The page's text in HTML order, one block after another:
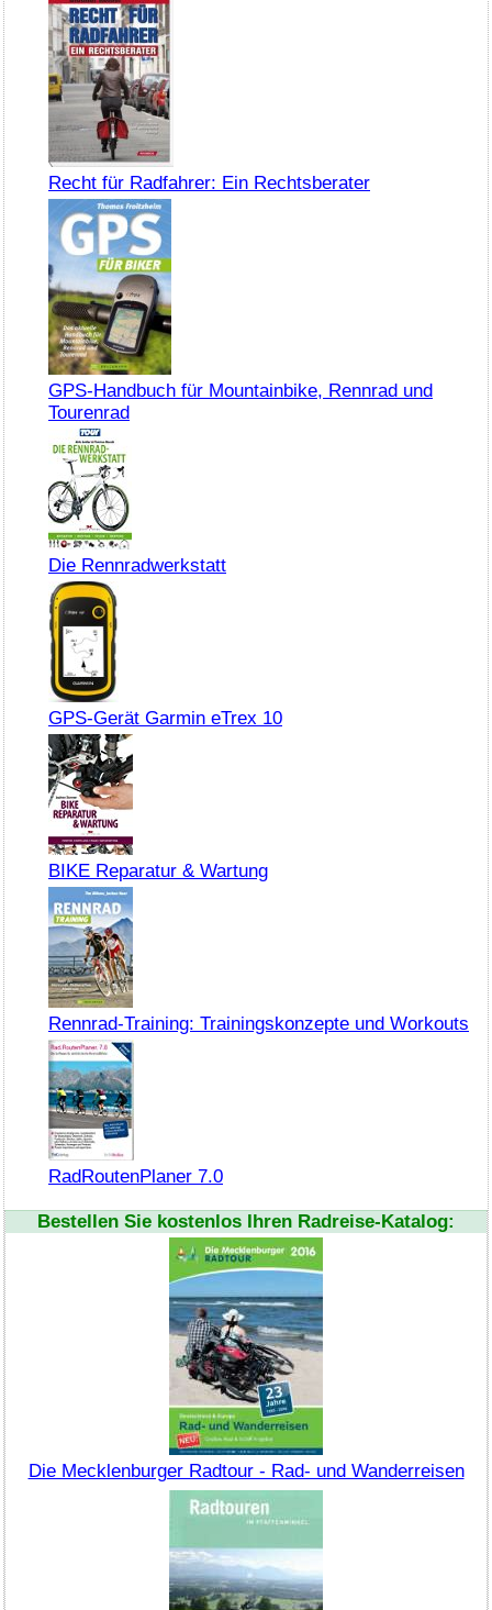
Recht für Radfahrer: Ein Rechtsberater
GPS-Handbuch für Mountainbike, Rennrad und
Tourenrad
Die Rennradwerkstatt
GPS-Gerät Garmin eTrex 10
BIKE Reparatur & Wartung
Rennrad-Training: Trainingskonzepte und Workouts
RadRoutenPlaner 7.0
Bestellen Sie kostenlos Ihren Radreise-Katalog:
Die Mecklenburger Radtour - Rad- und Wanderreisen